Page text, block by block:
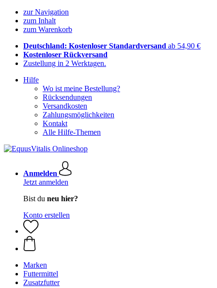
zur Navigation
zum Inhalt
zum Warenkorb
Deutschland: Kostenloser Standardversand ab 54,90 €
Kostenloser Rückversand
Zustellung in 2 Werktagen.
Hilfe
Wo ist meine Bestellung?
Rücksendungen
Versandkosten
Zahlungsmöglichkeiten
Kontakt
Alle Hilfe-Themen
Anmelden
Jetzt anmelden
Bist du neu hier?
Konto erstellen
Marken
Futtermittel
Zusatzfutter